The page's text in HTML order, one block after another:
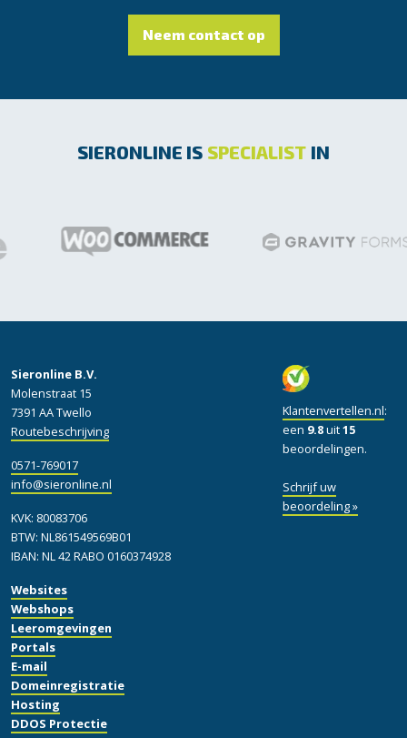
Neem contact op
SIERONLINE IS SPECIALIST IN
Websites
Webshops
Leeromgevingen
Portals
E-mail
Domeinregistratie
Hosting
DDOS Protectie
Klantenvertellen.nl:
een 9.8uit15
beoordelingen.
Schrijf uw
beoordeling »
Sieronline B.V.
Molenstraat 15
7391 AA Twello
Routebeschrijving
0571-769017
info@sieronline.nl
KVK: 80083706
BTW: NL861549569B01
IBAN: NL 42 RABO 0160374928